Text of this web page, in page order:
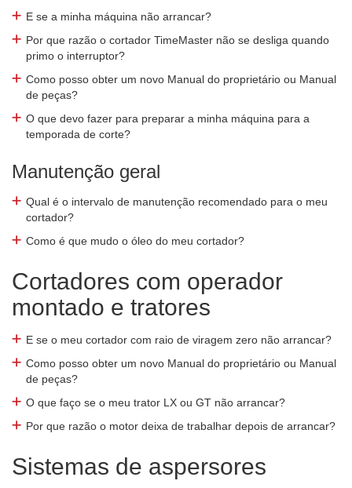
E se a minha máquina não arrancar?
Por que razão o cortador TimeMaster não se desliga quando
primo o interruptor?
Como posso obter um novo Manual do proprietário ou Manual
de peças?
O que devo fazer para preparar a minha máquina para a
temporada de corte?
Manutenção geral
Qual é o intervalo de manutenção recomendado para o meu
cortador?
Como é que mudo o óleo do meu cortador?
Cortadores com operador
montado e tratores
E se o meu cortador com raio de viragem zero não arrancar?
Como posso obter um novo Manual do proprietário ou Manual
de peças?
O que faço se o meu trator LX ou GT não arrancar?
Por que razão o motor deixa de trabalhar depois de arrancar?
Sistemas de aspersores